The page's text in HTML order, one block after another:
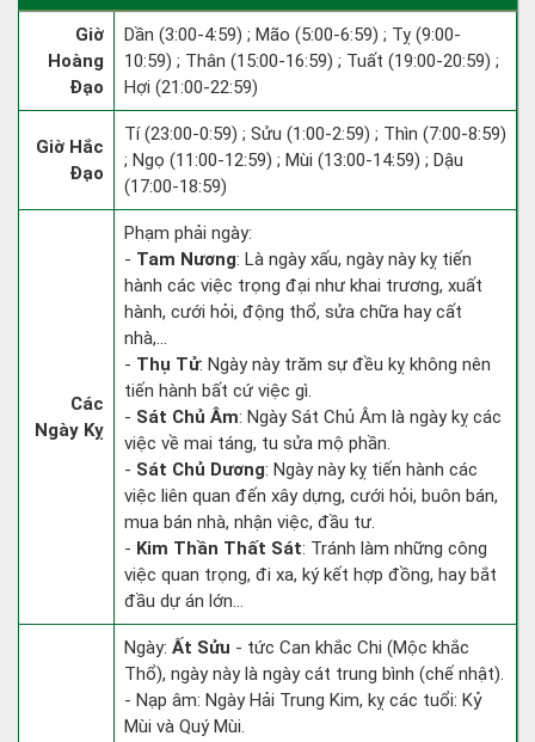
Giờ
Hoàng
Đạo
Dần (3:00-4:59) ; Mão (5:00-6:59) ; Tỵ (9:00-
10:59) ; Thân (15:00-16:59) ; Tuất (19:00-20:59) ;
Hợi (21:00-22:59)
Giờ Hắc
Đạo
Tí (23:00-0:59) ; Sửu (1:00-2:59) ; Thìn (7:00-8:59)
; Ngọ (11:00-12:59) ; Mùi (13:00-14:59) ; Dậu
(17:00-18:59)
Các
Ngày Kỵ
Phạm phải ngày:
- Tam Nương: Là ngày xấu, ngày này kỵ tiến
hành các việc trọng đại như khai trương, xuất
hành, cưới hỏi, động thổ, sửa chữa hay cất
nhà,...
- Thụ Tử: Ngày này trăm sự đều kỵ không nên
tiến hành bất cứ việc gì.
- Sát Chủ Âm: Ngày Sát Chủ Âm là ngày kỵ các
việc về mai táng, tu sửa mộ phần.
- Sát Chủ Dương: Ngày này kỵ tiến hành các
việc liên quan đến xây dựng, cưới hỏi, buôn bán,
mua bán nhà, nhận việc, đầu tư.
- Kim Thần Thất Sát: Tránh làm những công
việc quan trọng, đi xa, ký kết hợp đồng, hay bắt
đầu dự án lớn...
Ngày: Ất Sửu - tức Can khắc Chi (Mộc khắc
Thổ), ngày này là ngày cát trung bình (chế nhật).
- Nạp âm: Ngày Hải Trung Kim, kỵ các tuổi: Kỷ
Mùi và Quý Mùi.